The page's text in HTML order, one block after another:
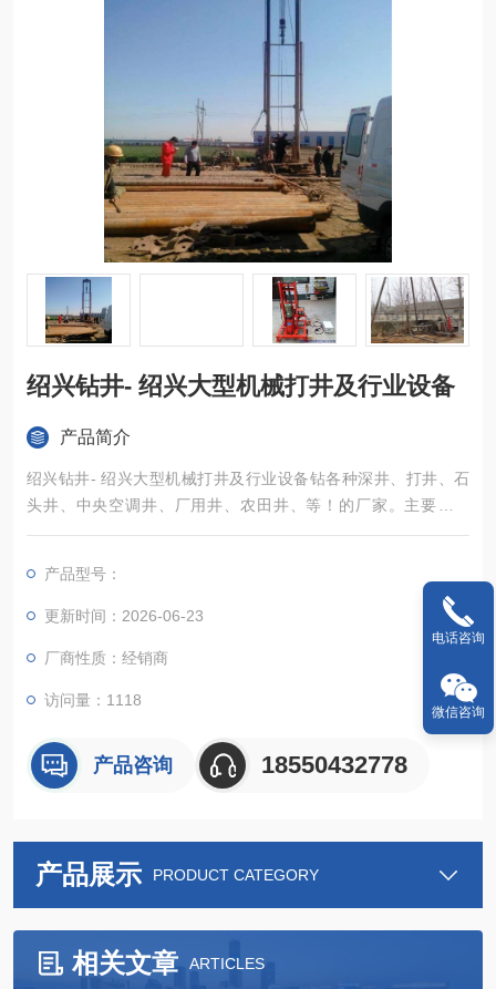
绍兴钻井- 绍兴大型机械打井及行业设备
产品简介
绍兴钻井- 绍兴大型机械打井及行业设备钻各种深井、打井、石
头井、中央空调井、厂用井、农田井、等！的厂家。主要产品
有：水空调、冷风机、井点降水、工程排水、排污水池、打井、
产品型号：
更新时间：2026-06-23
厂商性质：经销商
访问量：1118
产品咨询 18550432778
产品展示 PRODUCT CATEGORY
相关文章 ARTICLES
电话咨询
微信咨询